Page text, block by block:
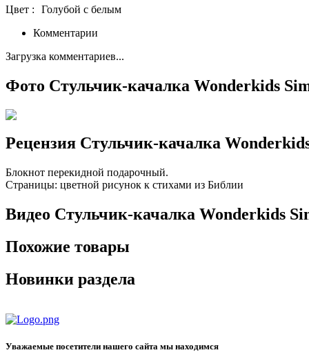
Цвет :
Голубой с белым
Комментарии
Загрузка комментариев...
Фото Стульчик-качалка Wonderkids
Рецензия Стульчик-качалка
Блокнот перекидной подарочный.
Страницы: цветной рисунок к стихами из Библии
Видео Стульчик-качалка Wonderkids
Похожие товары
Новинки раздела
Уважаемые посетители нашего сайта мы находимся